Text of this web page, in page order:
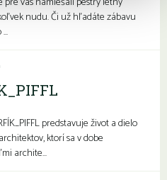
nudu. Či už hľadáte zábavu
predstavuje život a dielo
ktorí sa v dobe
archite...